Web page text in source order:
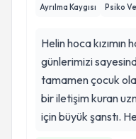
Ayrılma Kaygısı Psiko
Helin hoca
günlerimizi
tamamen çocuk
bir iletişim kuran
için büyük şanstı.